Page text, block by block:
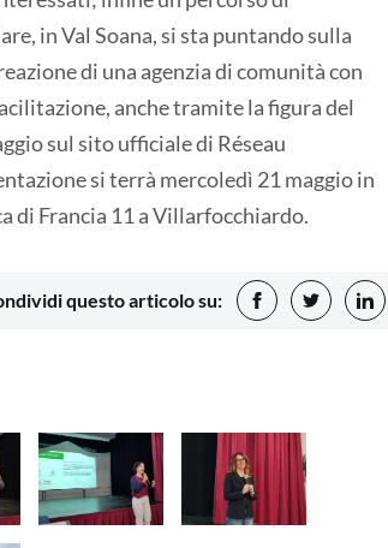
in Val Soana, si sta puntando sulla
di una agenzia di comunità con
anche tramite la figura del
sul sito ufficiale di Réseau
si terrà mercoledì 21 maggio in
di Francia 11 a Villarfocchiardo.
questo articolo su: